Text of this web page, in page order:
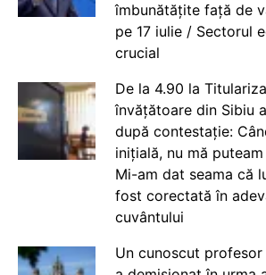
îmbunătățite față de
pe 17 iulie / Sectorul
crucial
De la 4.90 la
învățătoare din Sibiu
după contestație:
inițială, nu mă
Mi-am dat seama că
fost corectată în
cuvântului
Un cunoscut